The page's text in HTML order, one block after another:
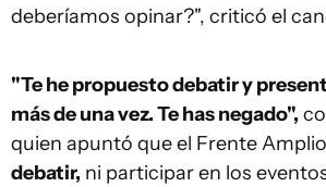
deberíamos opinar?", criticó el
"Te he propuesto debatir y
más de una vez. Te has negado",
quien apuntó que el Frente Amplio
debatir, ni participar en los